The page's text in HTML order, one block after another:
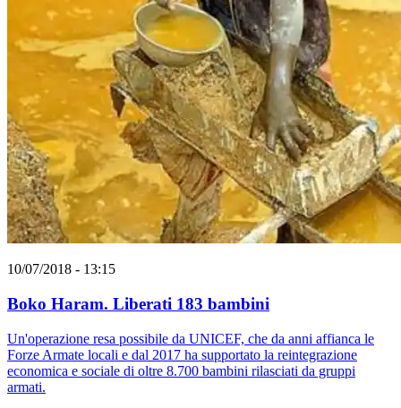
10/07/2018 - 13:15
Boko Haram. Liberati 183 bambini
Un'operazione resa possibile da UNICEF, che da anni affianca le
Forze Armate locali e dal 2017 ha supportato la reintegrazione
economica e sociale di oltre 8.700 bambini rilasciati da gruppi
armati.